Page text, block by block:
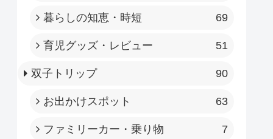
暮らしの知恵・時短 69
育児グッズ・レビュー 51
双子トリップ 90
お出かけスポット 63
ファミリーカー・乗り物 7